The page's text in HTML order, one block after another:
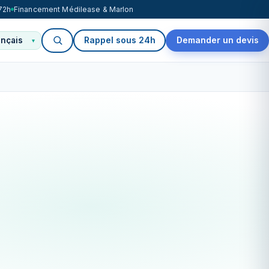
Financement Médilease & Marlon
Rappel sous 24h Demander un devis